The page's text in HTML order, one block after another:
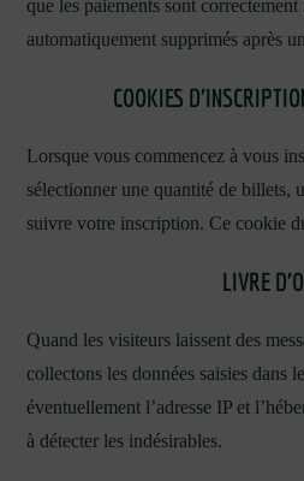
que les paiements sont
automatiquement supprimés après
COOKIES
Lorsque vous commencez à vous
sélectionner une quantité de billets,
suivre votre inscription. Ce cookie
LIVRE
Quand les visiteurs laissent des
collectons les données saisies dans
éventuellement l’adresse IP et
à détecter les indésirables.